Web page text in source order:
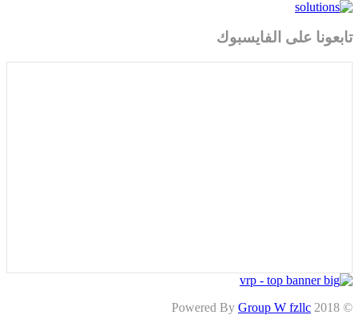
تابعونا على الفايسبوك
© 2018 Powered By
Group W fzllc